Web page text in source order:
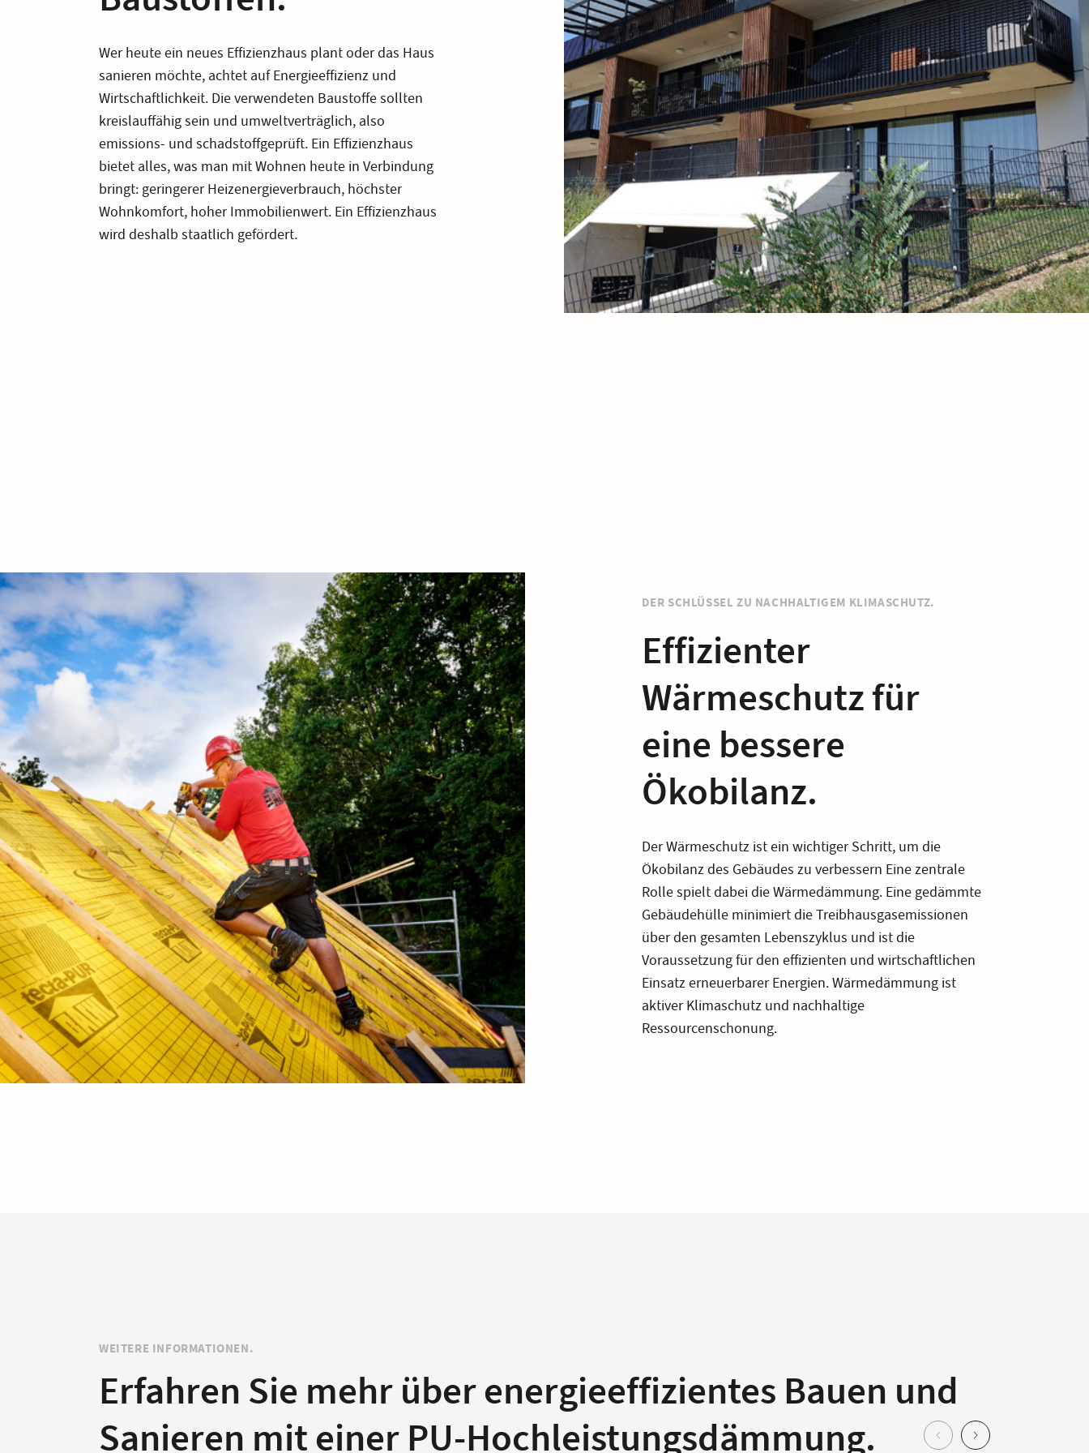
Wer heute ein neues Effizienzhaus plant oder das Haus
sanieren möchte, achtet auf Energieeffizienz und
Wirtschaftlichkeit. Die verwendeten Baustoffe sollten
kreislauffähig sein und umweltverträglich, also
emissions- und schadstoffgeprüft. Ein Effizienzhaus
bietet alles, was man mit Wohnen heute in Verbindung
bringt: geringerer Heizenergieverbrauch, höchster
Wohnkomfort, hoher Immobilienwert. Ein Effizienzhaus
wird deshalb staatlich gefördert.
DER SCHLÜSSEL ZU NACHHALTIGEM KLIMASCHUTZ.
Effizienter
Wärmeschutz für
eine bessere
Ökobilanz.
Der Wärmeschutz ist ein wichtiger Schritt, um die
Ökobilanz des Gebäudes zu verbessern Eine zentrale
Rolle spielt dabei die Wärmedämmung. Eine gedämmte
Gebäudehülle minimiert die Treibhausgasemissionen
über den gesamten Lebenszyklus und ist die
Voraussetzung für den effizienten und wirtschaftlichen
Einsatz erneuerbarer Energien. Wärmedämmung ist
aktiver Klimaschutz und nachhaltige
Ressourcenschonung.
WEITERE INFORMATIONEN.
Erfahren Sie mehr über energieeffizientes Bauen und
Sanieren mit einer PU-Hochleistungsdämmung.